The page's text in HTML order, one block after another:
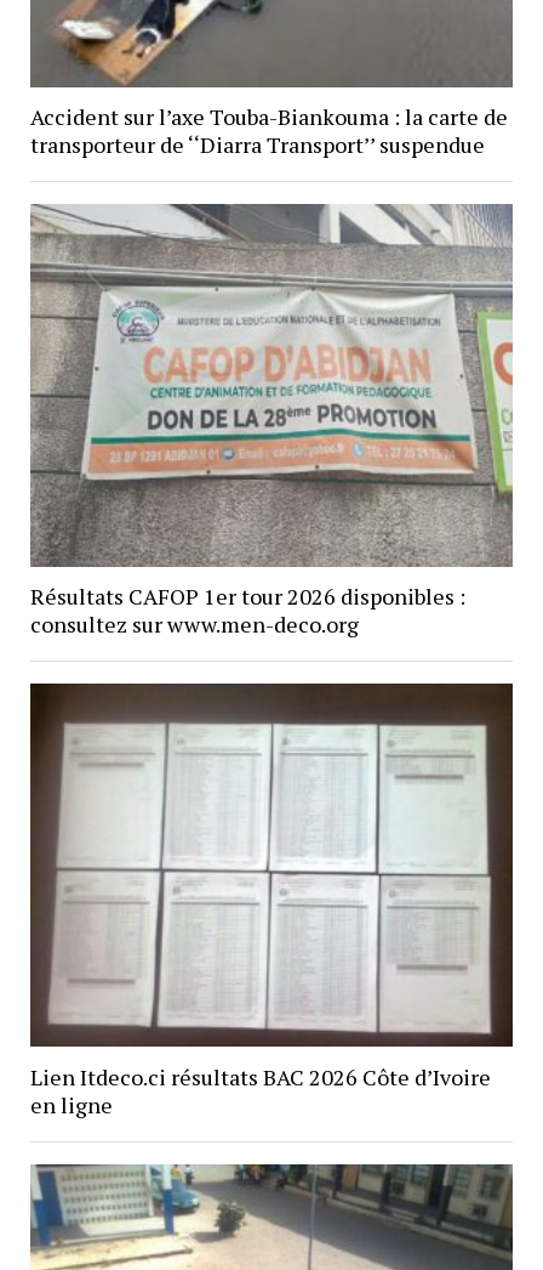
Accident sur l’axe Touba-Biankouma : la carte de
transporteur de ‘‘Diarra Transport’’ suspendue
Résultats CAFOP 1er tour 2026 disponibles :
consultez sur www.men-deco.org
Lien Itdeco.ci résultats BAC 2026 Côte d’Ivoire
en ligne